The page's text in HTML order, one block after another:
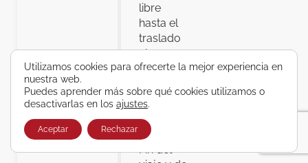
libre
hasta el
traslado
al
aeropuerto
tomar el
regreso.
Fin del
Utilizamos cookies para ofrecerte la mejor experiencia en
nuestra web.
Puedes aprender más sobre qué cookies utilizamos o
desactivarlas en los ajustes.
Aceptar Rechazar